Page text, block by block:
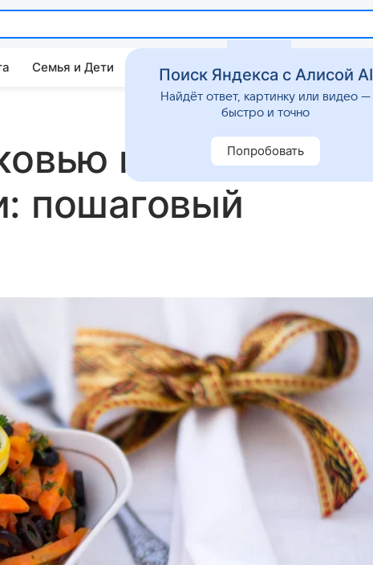
Семья и Дети Дом Гороскопы Стиль жизни
по-
пошаговый
Поиск Яндекса с Алисой AI
Найдёт ответ, картинку или видео —
быстро и точно
Попробовать